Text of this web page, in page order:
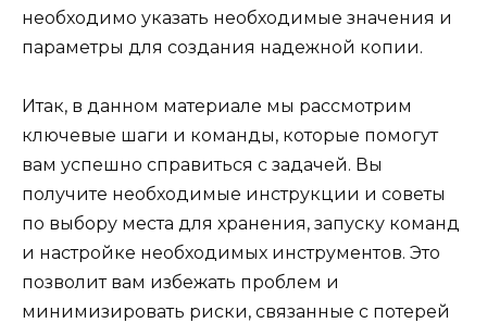
необходимо указать необходимые значения и
параметры для создания надежной копии.
Итак, в данном материале мы рассмотрим
ключевые шаги и команды, которые помогут
вам успешно справиться с задачей. Вы
получите необходимые инструкции и советы
по выбору места для хранения, запуску команд
и настройке необходимых инструментов. Это
позволит вам избежать проблем и
минимизировать риски, связанные с потерей